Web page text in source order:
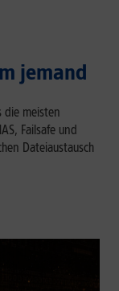
jemand
die meisten
Failsafe und
Dateiaustausch